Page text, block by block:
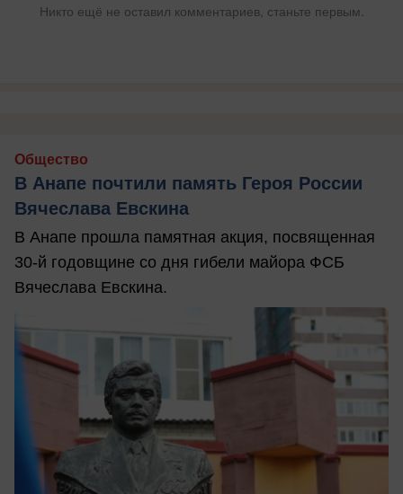
Никто ещё не оставил комментариев, станьте первым.
Общество
В Анапе почтили память Героя России
Вячеслава Евскина
В Анапе прошла памятная акция, посвященная
30-й годовщине со дня гибели майора ФСБ
Вячеслава Евскина.